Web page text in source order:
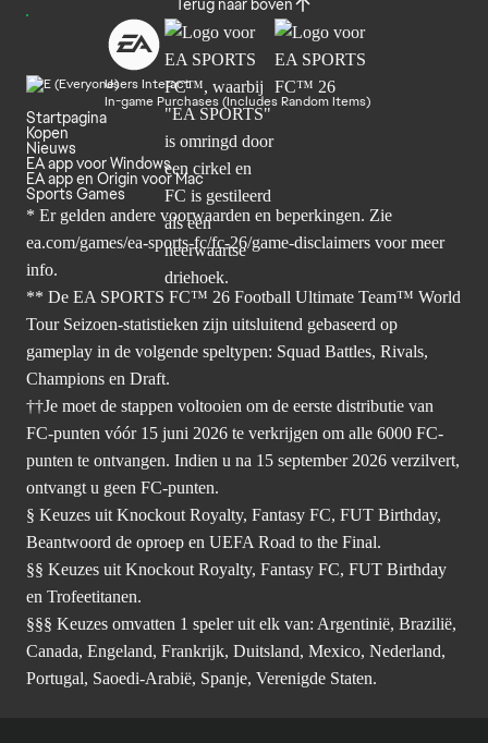
Terug naar boven
Users Interact
In-game Purchases (Includes Random Items)
Startpagina
Kopen
Nieuws
EA app voor Windows
EA app en Origin voor Mac
Sports Games
* Er gelden andere voorwaarden en beperkingen. Zie
ea.com/games/ea-sports-fc/fc-26/game-disclaimers voor meer
info.
** De EA SPORTS FC™ 26 Football Ultimate Team™ World
Tour Seizoen-statistieken zijn uitsluitend gebaseerd op
gameplay in de volgende speltypen: Squad Battles, Rivals,
Champions en Draft.
††Je moet de stappen voltooien om de eerste distributie van
FC-punten vóór 15 juni 2026 te verkrijgen om alle 6000 FC-
punten te ontvangen. Indien u na 15 september 2026 verzilvert,
ontvangt u geen FC-punten.
§ Keuzes uit Knockout Royalty, Fantasy FC, FUT Birthday,
Beantwoord de oproep en UEFA Road to the Final.
§§ Keuzes uit Knockout Royalty, Fantasy FC, FUT Birthday
en Trofeetitanen.
§§§ Keuzes omvatten 1 speler uit elk van: Argentinië, Brazilië,
Canada, Engeland, Frankrijk, Duitsland, Mexico, Nederland,
Portugal, Saoedi-Arabië, Spanje, Verenigde Staten.